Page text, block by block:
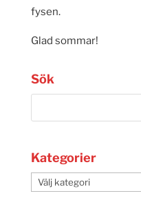
fysen.
Glad sommar!
Sök
Kategorier
Kategorier